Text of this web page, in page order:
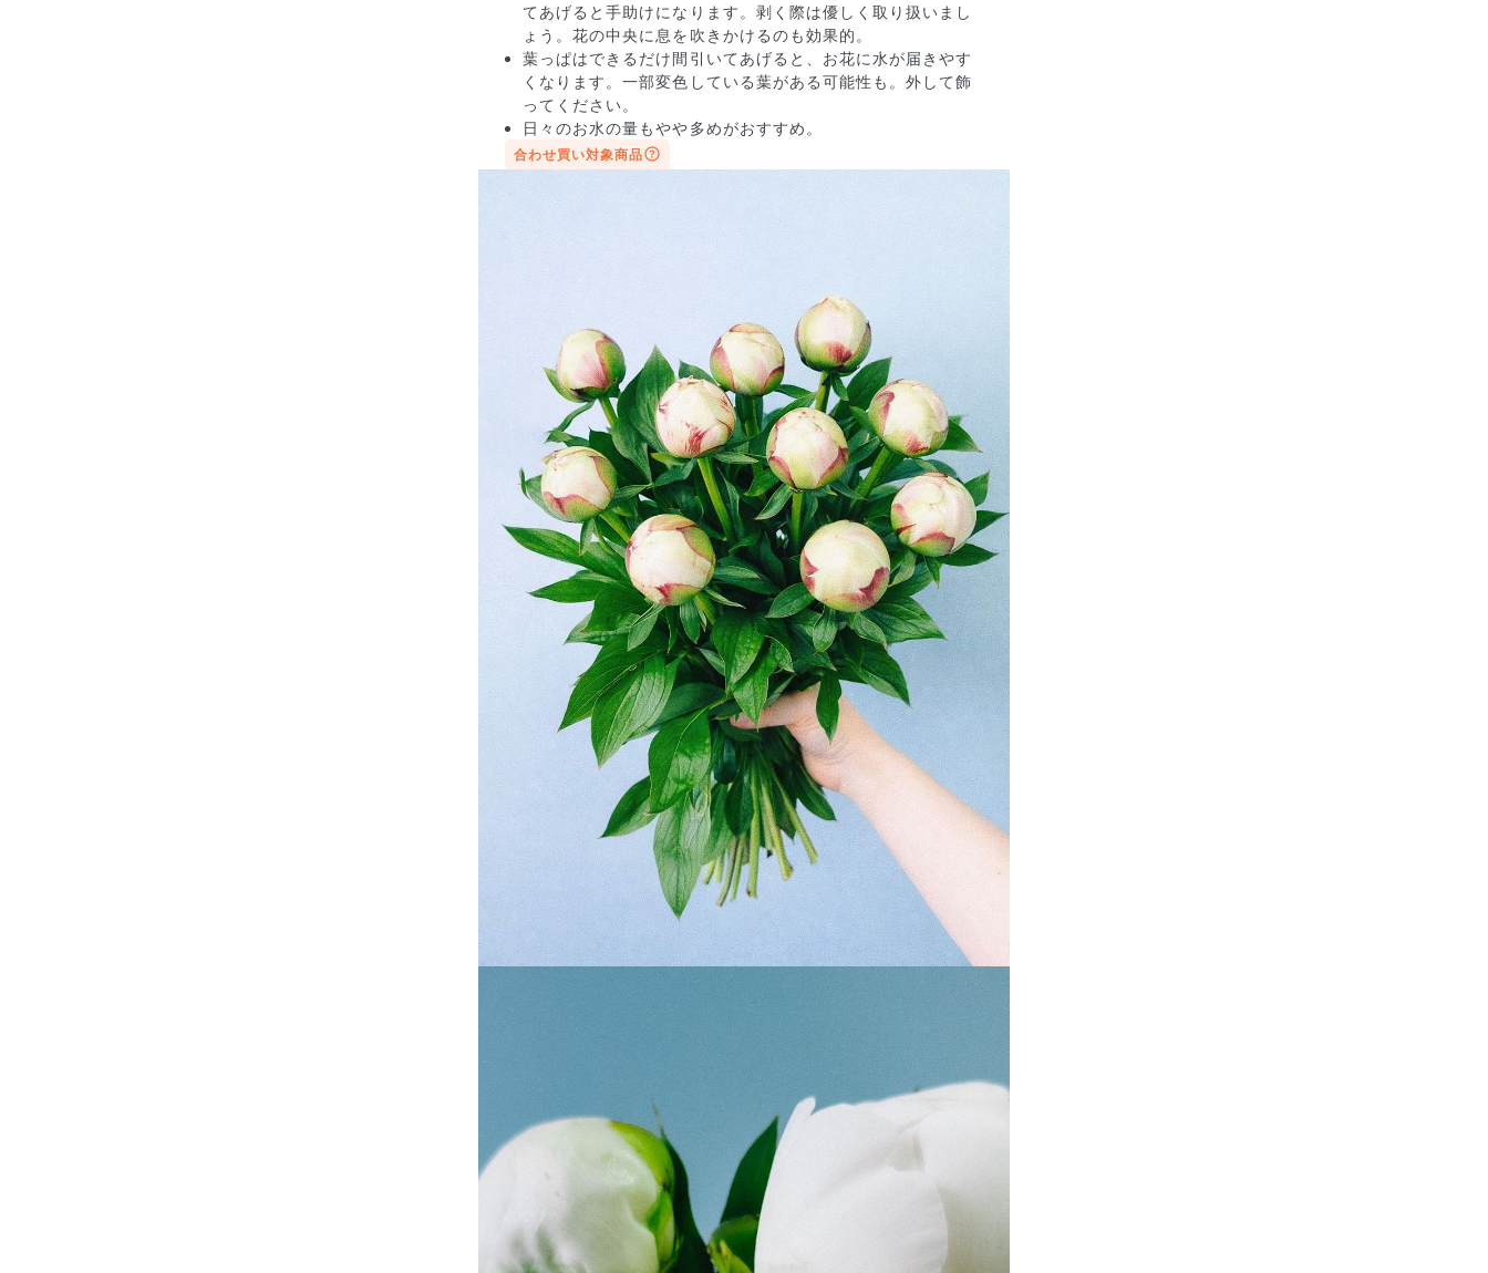
写真と同じものが届く？
商品ページに掲載している写真は、実際にお届けする商品を撮
影したものです。お花は生き物なので、どうしても色味やサイ
ズ・咲き方に個体差はありますが、できるだけ写真のイメージ
に近いものをお届けできるように人の目でチェックをしていま
よくある質問
Q. 毎月自動でお花が届くサービスですか？
いいえ、毎月自動でお届けするサービスではありません。好きな時
に好きな花をご注文いただけます。
Q. 配送できないエリアはありますか？
ただいま沖縄・離島エリアへの配送には対応しておりません。ご了
承ください。
Q. 配送日時は指定できますか？
お花をベストなタイミングで発送しているため、お届け日の指定は
できません。受け取り時間帯は、発送後にクロネコヤマトのアプリ
から変更可能です。
Q. 注文後にキャンセルできますか？
ご注文後一定時間内であればキャンセル可能です。
てあげると手助けになります。剥く際は優しく取り扱いまし
ょう。花の中央に息を吹きかけるのも効果的。
葉っぱはできるだけ間引いてあげると、お花に水が届きやす
くなります。一部変色している葉がある可能性も。外して飾
ってください。
日々のお水の量もやや多めがおすすめ。
合わせ買い対象商品